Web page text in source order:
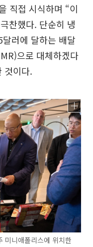
직접 시식하며 “이
찬했다. 단순히 냉
러에 달하는 배달
으로 대체하겠다
것이다.
니애폴리스에 위치한